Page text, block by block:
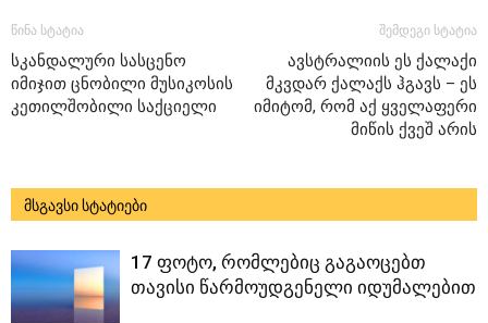
წინა სტატია
სკანდალური სასცენო
იმიჯით ცნობილი მუსიკოსის
კეთილშობილი საქციელი
შემდეგი სტატია
ავსტრალიის ეს ქალაქი
მკვდარ ქალაქს ჰგავს – ეს
იმიტომ, რომ აქ ყველაფერი
მიწის ქვეშ არის
მსგავსი სტატიები
17 ფოტო, რომლებიც გაგაოცებთ
თავისი წარმოუდგენელი იდუმალებით